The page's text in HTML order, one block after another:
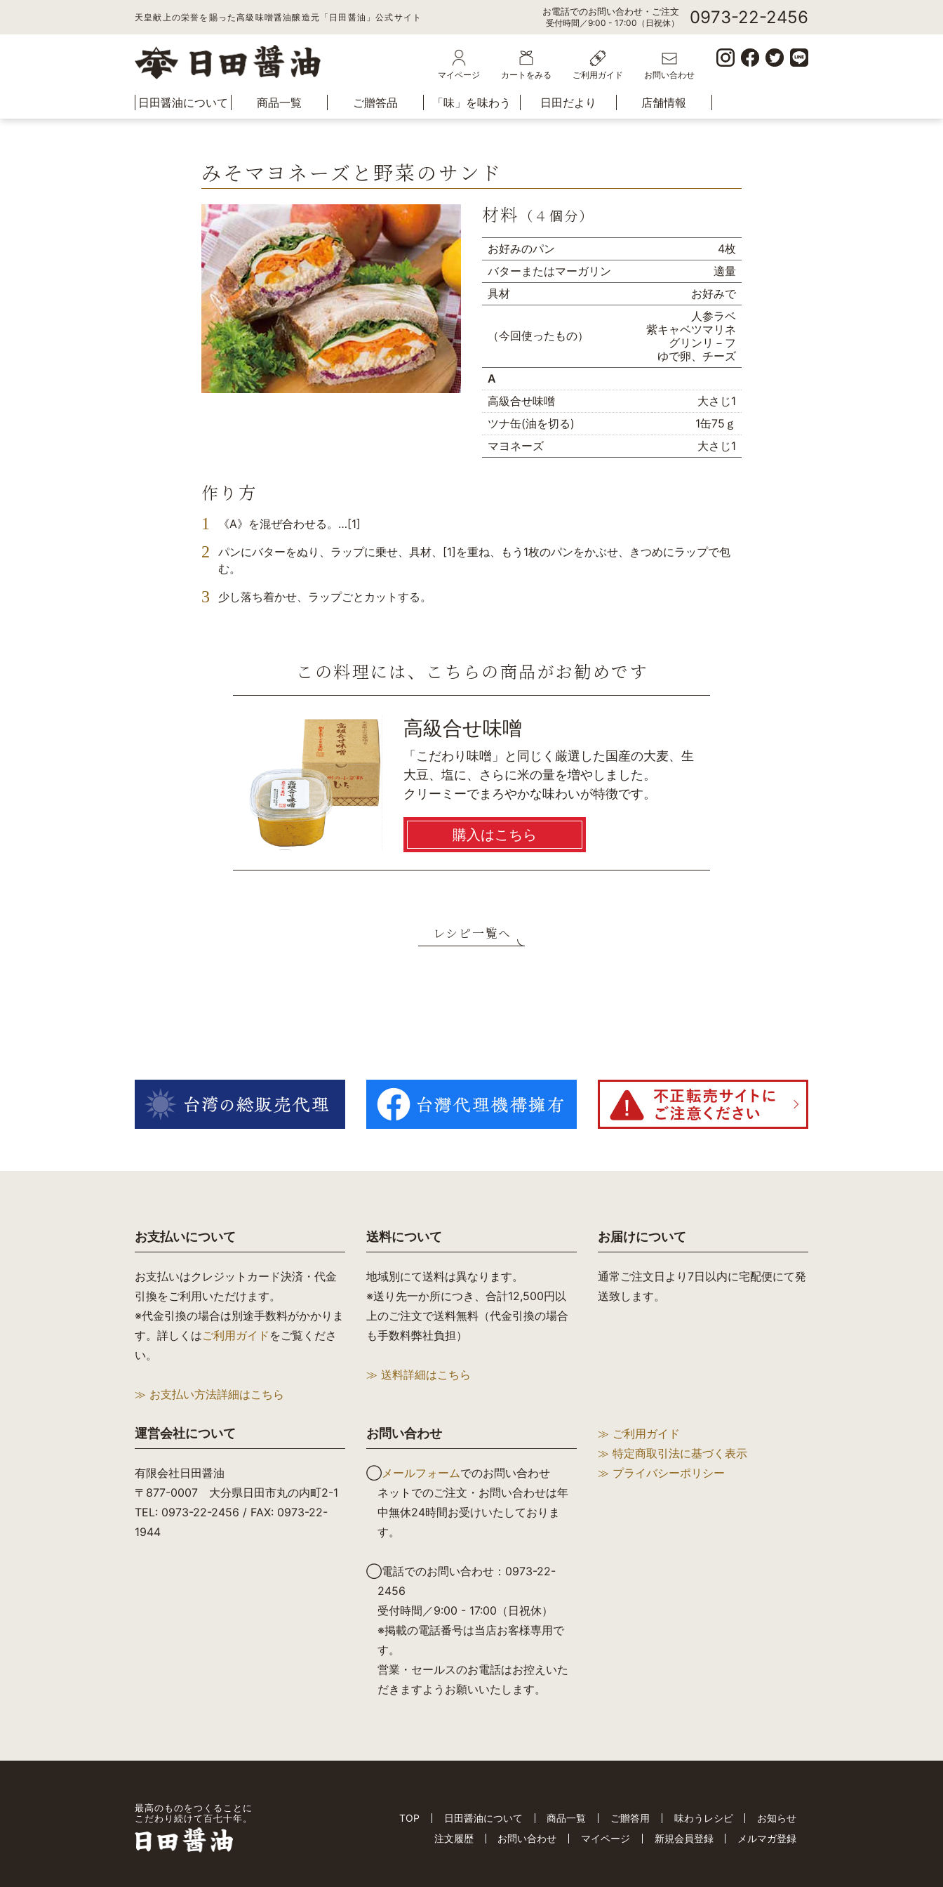
天皇献上の栄誉を賜った高級味噌醤油醸造元「日田醤油」公式サイト
お電話でのお問い合わせ・ご注文
受付時間／9:00 - 17:00（日祝休） 0973-22-2456
マイページ カートをみる ご利用ガイド お問い合わせ
日田醤油について 商品一覧 ご贈答品 「味」を味わう 日田だより 店舗情報
みそマヨネーズと野菜のサンド
材料 （４個分）
お好みのパン
4枚
バターまたはマーガリン
適量
具材
お好みで
（今回使ったもの）
人参ラベ
紫キャベツマリネ
グリンリ－フ
ゆで卵、チーズ
A
高級合せ味噌
大さじ1
ツナ缶(油を切る)
1缶75ｇ
マヨネーズ
大さじ1
作り方
《A》を混ぜ合わせる。…[1]
パンにバターをぬり、ラップに乗せ、具材、[1]を重ね、もう1枚のパンをかぶせ、きつめにラップで包
む。
少し落ち着かせ、ラップごとカットする。
この料理には、こちらの商品がお勧めです
高級合せ味噌
「こだわり味噌」と同じく厳選した国産の大麦、生
大豆、塩に、さらに米の量を増やしました。
クリーミーでまろやかな味わいが特徴です。
購入はこちら
レシピ一覧へ
お支払いについて
お支払いはクレジットカード決済・代金
引換をご利用いただけます。
※代金引換の場合は別途手数料がかかりま
す。詳しくはご利用ガイド をご覧くださ
い。
≫ お支払い方法詳細はこちら
送料について
地域別にて送料は異なります。
※送り先一か所につき、合計12,500円以
上のご注文で送料無料（代金引換の場合
も手数料弊社負担）
≫ 送料詳細はこちら
お届けについて
通常ご注文日より7日以内に宅配便にて発
送致します。
運営会社について
有限会社日田醤油
〒877-0007 大分県日田市丸の内町2-1
TEL: 0973-22-2456 / FAX: 0973-22-
1944
お問い合わせ
◯ メールフォームでのお問い合わせ
ネットでのご注文・お問い合わせは年
中無休24時間お受けいたしておりま
す。
◯電話でのお問い合わせ：0973-22-
2456
受付時間／9:00 - 17:00（日祝休）
※掲載の電話番号は当店お客様専用で
す。
営業・セールスのお電話はお控えいた
だきますようお願いいたします。
≫ ご利用ガイド
≫ 特定商取引法に基づく表示
≫ プライバシーポリシー
最高のものをつくることに
こだわり続けて百七十年。
TOP 日田醤油について 商品一覧 ご贈答用 味わうレシピ
お知らせ
注文履歴
お問い合わせ マイページ 新規会員登録 メルマガ登録